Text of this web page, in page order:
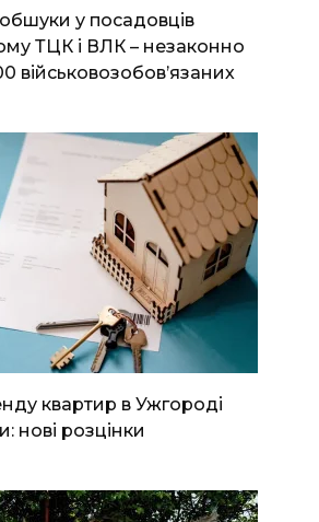
у посадовців
ТЦК і ВЛК – незаконно
військовозобов’язаних
квартир в Ужгороді
нові розцінки